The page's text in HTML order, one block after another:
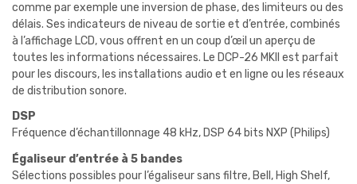
comme par exemple une inversion de phase, des limiteurs ou des
délais. Ses indicateurs de niveau de sortie et d’entrée, combinés
à l’affichage LCD, vous offrent en un coup d’œil un aperçu de
toutes les informations nécessaires. Le DCP-26 MKII est parfait
pour les discours, les installations audio et en ligne ou les réseaux
de distribution sonore.
DSP
Fréquence d’échantillonnage 48 kHz, DSP 64 bits NXP (Philips)
Égaliseur d’entrée à 5 bandes
Sélections possibles pour l’égaliseur sans filtre, Bell, High Shelf,